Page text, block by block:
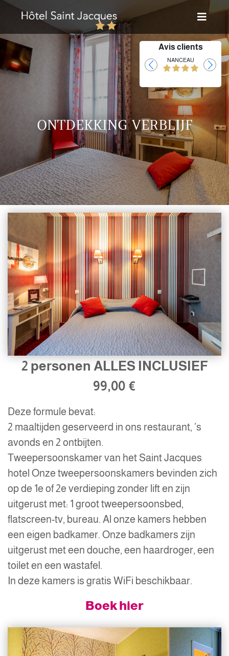
Avis clients
NANCEAU
ONTDEKKING VERBLIJF
2 personen ALLES INCLUSIEF
99,00 €
Deze formule bevat:
2 maaltijden geserveerd in ons restaurant, ’s
avonds en 2 ontbijten.
Tweepersoonskamer van het Saint Jacques
hotel Onze tweepersoonskamers bevinden zich
op de 1e of 2e verdieping zonder lift en zijn
uitgerust met: 1 groot tweepersoonsbed,
flatscreen-tv, bureau. Al onze kamers hebben
een eigen badkamer. Onze badkamers zijn
uitgerust met een douche, een haardroger, een
toilet en een wastafel.
In deze kamers is gratis WiFi beschikbaar.
Boek hier